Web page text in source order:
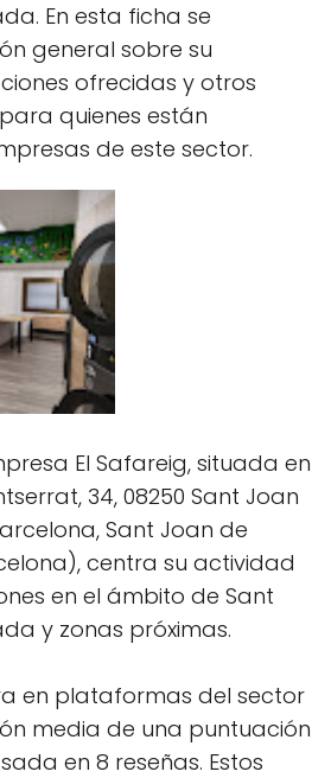
En esta ficha se
general sobre su
ofrecidas y otros
quienes están
de este sector.
El Safareig, situada en
34, 08250 Sant Joan
Sant Joan de
centra su actividad
en el ámbito de Sant
y zonas próximas.
en plataformas del sector
media de una puntuación
en 8 reseñas. Estos